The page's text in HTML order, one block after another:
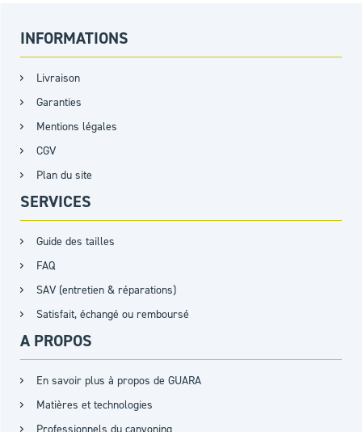
INFORMATIONS
Livraison
Garanties
Mentions légales
CGV
Plan du site
SERVICES
Guide des tailles
FAQ
SAV (entretien & réparations)
Satisfait, échangé ou remboursé
A PROPOS
En savoir plus à propos de GUARA
Matières et technologies